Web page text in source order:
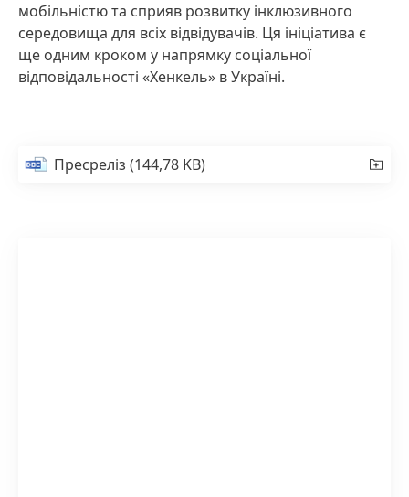
мобільністю та сприяв розвитку інклюзивного
середовища для всіх відвідувачів. Ця ініціатива є
ще одним кроком у напрямку соціальної
відповідальності «Хенкель» в Україні.
Пресреліз(144,78 KB)